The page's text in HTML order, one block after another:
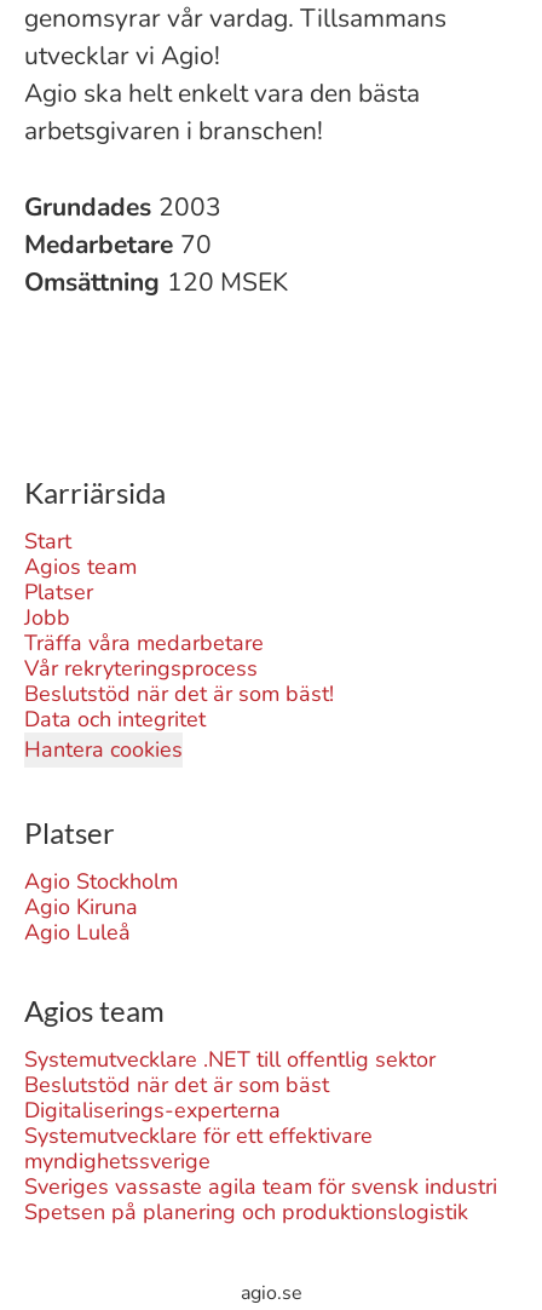
genomsyrar vår vardag. Tillsammans
utvecklar vi Agio!
Agio ska helt enkelt vara den bästa
arbetsgivaren i branschen!
Grundades 2003
Medarbetare 70
Omsättning 120 MSEK
Karriärsida
Start
Agios team
Platser
Jobb
Träffa våra medarbetare
Vår rekryteringsprocess
Beslutstöd när det är som bäst!
Data och integritet
Hantera cookies
Platser
Agio Stockholm
Agio Kiruna
Agio Luleå
Agios team
Systemutvecklare .NET till offentlig sektor
Beslutstöd när det är som bäst
Digitaliserings-experterna
Systemutvecklare för ett effektivare
myndighetssverige
Sveriges vassaste agila team för svensk industri
Spetsen på planering och produktionslogistik
agio.se